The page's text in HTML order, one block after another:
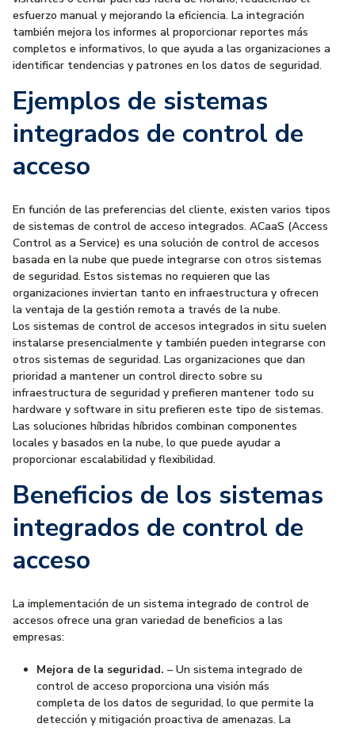
esfuerzo manual y mejorando la eficiencia. La integración
también mejora los informes al proporcionar reportes más
completos e informativos, lo que ayuda a las organizaciones a
identificar tendencias y patrones en los datos de seguridad.
Ejemplos de sistemas
integrados de control de
acceso
En función de las preferencias del cliente, existen varios tipos
de sistemas de control de acceso integrados. ACaaS (Access
Control as a Service) es una solución de control de accesos
basada en la nube que puede integrarse con otros sistemas
de seguridad. Estos sistemas no requieren que las
organizaciones inviertan tanto en infraestructura y ofrecen
la ventaja de la gestión remota a través de la nube.
Los sistemas de control de accesos integrados in situ suelen
instalarse presencialmente y también pueden integrarse con
otros sistemas de seguridad. Las organizaciones que dan
prioridad a mantener un control directo sobre su
infraestructura de seguridad y prefieren mantener todo su
hardware y software in situ prefieren este tipo de sistemas.
Las soluciones híbridas híbridos combinan componentes
locales y basados en la nube, lo que puede ayudar a
proporcionar escalabilidad y flexibilidad.
Beneficios de los sistemas
integrados de control de
acceso
La implementación de un sistema integrado de control de
accesos ofrece una gran variedad de beneficios a las
empresas:
Mejora de la seguridad. – Un sistema integrado de
control de acceso proporciona una visión más
completa de los datos de seguridad, lo que permite la
detección y mitigación proactiva de amenazas. La